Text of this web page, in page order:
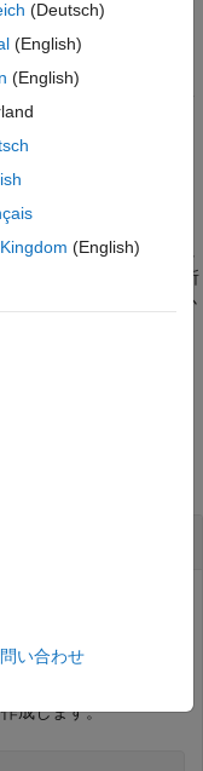
matchも返します。これ
記号のすべての出現箇所
文の入力引数のいずれか
再結合
から結合します。
成します。
(Deutsch)
(English)
(English)
(English)
い合わせ